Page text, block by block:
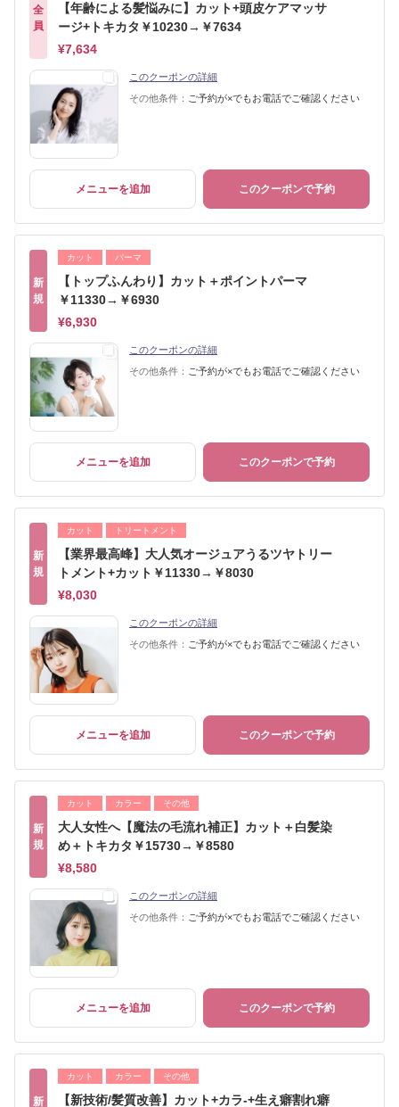
全
員
【年齢による髪悩みに】カット+頭皮ケアマッサ
ージ+トキカタ￥10230→￥7634
¥7,634
このクーポンの詳細
その他条件： ご予約が×でもお電話でご確認ください
メニューを追加 このクーポンで予約
新
規
カット パーマ
【トップふんわり】カット＋ポイントパーマ
￥11330→￥6930
¥6,930
このクーポンの詳細
その他条件： ご予約が×でもお電話でご確認ください
メニューを追加 このクーポンで予約
新
規
カット トリートメント
【業界最高峰】大人気オージュアうるツヤトリー
トメント+カット￥11330→￥8030
¥8,030
このクーポンの詳細
その他条件： ご予約が×でもお電話でご確認ください
メニューを追加 このクーポンで予約
新
規
カット カラー その他
大人女性へ【魔法の毛流れ補正】カット＋白髪染
め＋トキカタ￥15730→￥8580
¥8,580
このクーポンの詳細
その他条件： ご予約が×でもお電話でご確認ください
メニューを追加 このクーポンで予約
新
カット カラー その他
【新技術/髪質改善】カット+カラ-+生え癖割れ癖